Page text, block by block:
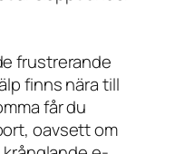
frustrerande
finns nära till
får du
oavsett om